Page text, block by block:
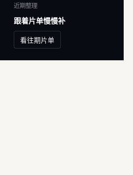
近期整理
跟着片单慢慢补
看往期片单